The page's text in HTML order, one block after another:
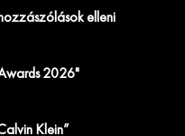
elleni
2026"
Klein”